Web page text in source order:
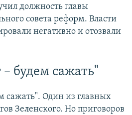
должность главы
совета реформ. Власти
негативно и отозвали
будем сажать"
сажать". Один из главных
Зеленского. Но приговоров